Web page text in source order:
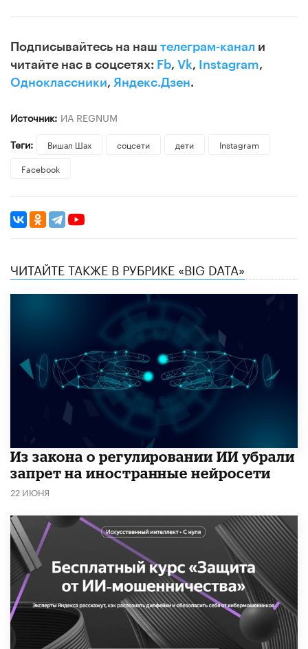
Подписывайтесь на наш телеграм-канал и
читайте нас в соцсетях: Fb, Vk, Instagram,
Одноклассники, Яндекс.Дзен.
Источник: ИА REGNUM
Теги:
Вишал Шах соцсети дети
Instagram
Facebook
ЧИТАЙТЕ ТАКЖЕ В РУБРИКЕ «BIG DATA»
Из закона о регулировании ИИ убрали
запрет на иностранные нейросети
22 ИЮНЯ